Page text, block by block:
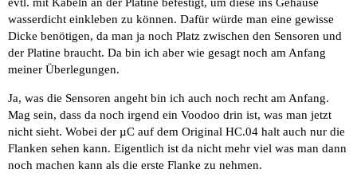
wasserdicht einkleben zu können. Dafür würde man eine gewisse
Dicke benötigen, da man ja noch Platz zwischen den Sensoren und
der Platine braucht. Da bin ich aber wie gesagt noch am Anfang
meiner Überlegungen.
Ja, was die Sensoren angeht bin ich auch noch recht am Anfang.
Mag sein, dass da noch irgend ein Voodoo drin ist, was man jetzt
nicht sieht. Wobei der µC auf dem Original HC.04 halt auch nur die
Flanken sehen kann. Eigentlich ist da nicht mehr viel was man dann
noch machen kann als die erste Flanke zu nehmen.